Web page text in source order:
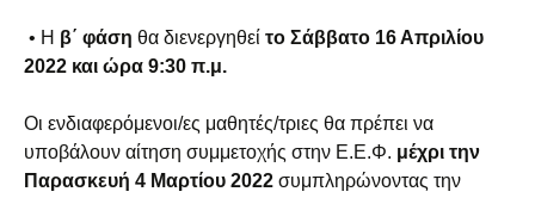
• Η β΄ φάση θα διενεργηθεί το Σάββατο 16 Απριλίου
2022 και ώρα 9:30 π.μ.
Οι ενδιαφερόμενοι/ες μαθητές/τριες θα πρέπει να
υποβάλουν αίτηση συμμετοχής στην Ε.Ε.Φ. μέχρι την
Παρασκευή 4 Μαρτίου 2022 συμπληρώνοντας την